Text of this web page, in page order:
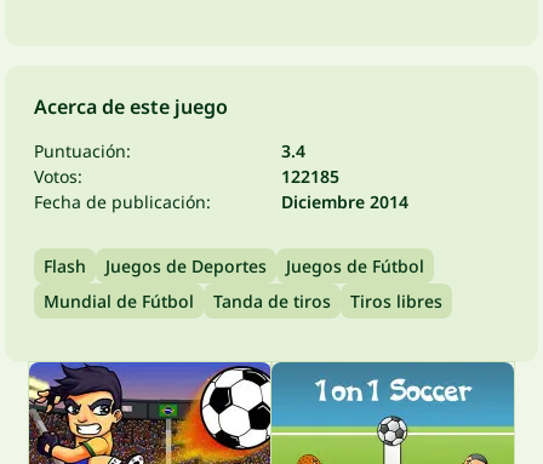
Acerca de este juego
Puntuación:
3.4
Votos:
122185
Fecha de publicación:
Diciembre 2014
Flash Juegos de Deportes
Juegos de Fútbol
Mundial de Fútbol
Tanda de tiros Tiros libres